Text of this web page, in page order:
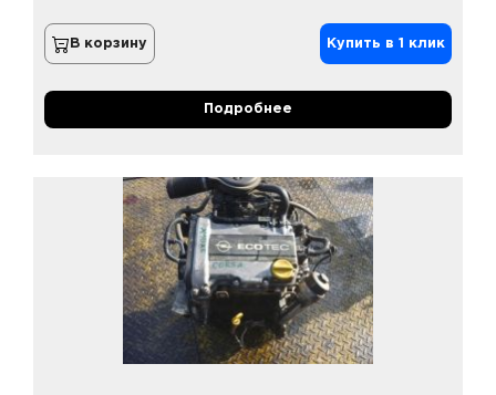
В корзину Купить в 1 клик
Подробнее